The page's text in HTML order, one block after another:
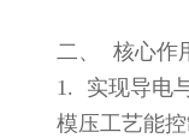
二、 核心作
1. 实现导电
模压工艺能